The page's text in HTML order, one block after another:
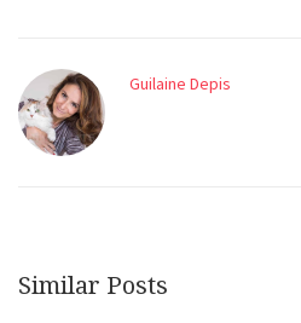
Guilaine Depis
Similar Posts